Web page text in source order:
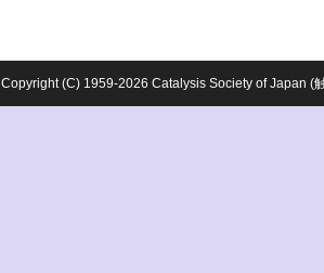
Copyright (C) 1959-2026 Catalysis Society of Japan (